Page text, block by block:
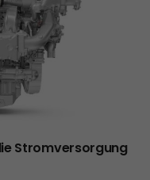
Stromversorgung